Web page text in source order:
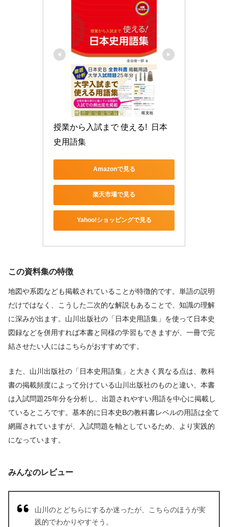
授業から入試まで 使える!  日本
史用語集
Amazonで見る
楽天市場で見る
Yahoo!ショッピングで見る
この資料集の特徴
地図や系図なども掲載されていることが特徴的です。単語の説明
だけではなく、こうした二次的な解説もあることで、知識の理解
に深みが出ます。山川出版社の「日本史用語集」を使って日本史
図録などを併用すれば本書と同様の学習もできますが、一冊で完
結させたい人にはこちらがおすすめです。
また、山川出版社の「日本史用語集」と大きく異なる点は、教科
書の掲載頻度によって分けている山川出版社のものと違い、本書
は入試問題25年分を分析し、出題されやすい用語を中心に掲載し
ているところです。基本的に日本史Bの教科書レベルの用語は全て
網羅されていますが、入試問題を軸としているため、より実践的
になっています。
みんなのレビュー
山川のとどちらにするか迷ったが、こちらのほうが実
践的でわかりやすそう。